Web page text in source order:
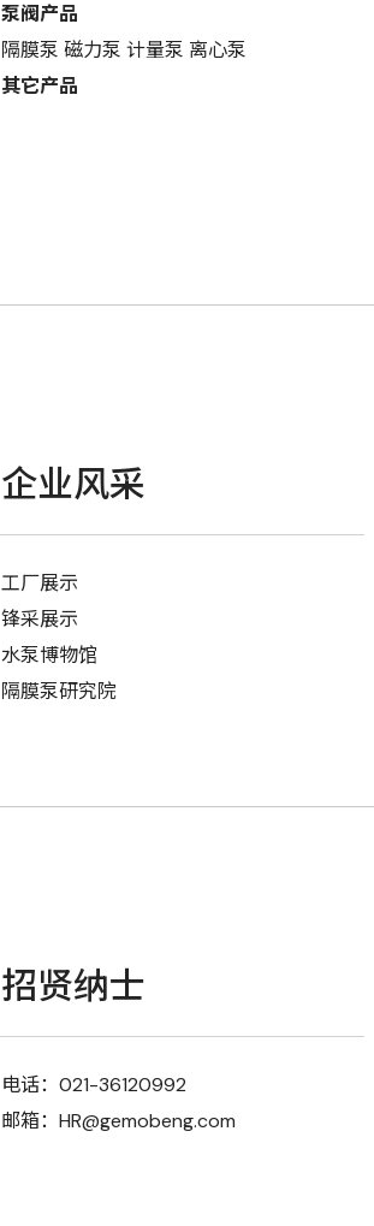
泵阀产品
隔膜泵 磁力泵 计量泵 离心泵
其它产品
企业风采
工厂展示
锋采展示
水泵博物馆
隔膜泵研究院
招贤纳士
电话：021-36120992
邮箱：HR@gemobeng.com